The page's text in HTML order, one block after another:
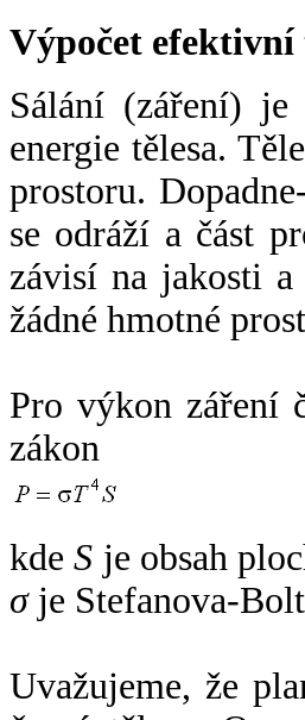
Výpočet
Sálání (záření) je
energie tělesa.
prostoru.
se odráží a část
závisí na jakosti a
žádné hmotné
Pro výkon záření
zákon
kdeS je obsah
σje Stefanova-
Uvažujeme, že